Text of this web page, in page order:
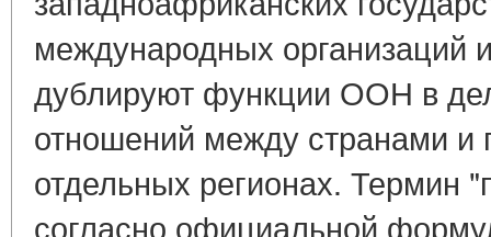
международных организаций
дублируют функции ООН в
отношений между странами и
отдельных регионах. Термин
согласно официальной